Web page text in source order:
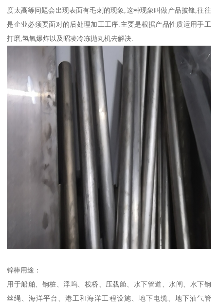
度太高等问题会出现表面有毛刺的现象,这种现象叫做产品披锋,往往
是企业必须要面对的后处理加工工序.主要是根据产品性质运用手工
打磨,氢氧爆炸以及昭凌冷冻抛丸机去解决.
锌棒用途：
用于船舶、钢桩、浮坞、栈桥、压载舱、水下管道、水闸、水下钢
丝绳、海洋平台、港工和海洋工程设施、地下电缆、地下油气管